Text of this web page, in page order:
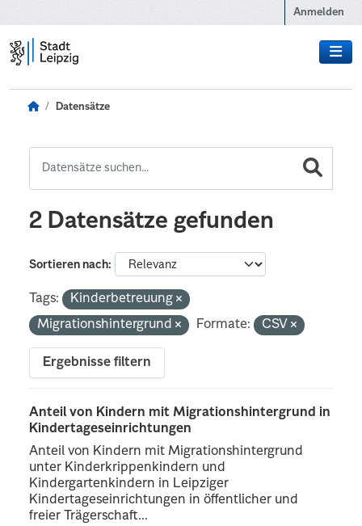
Anmelden
Datensätze
2 Datensätze gefunden
Sortieren nach
Tags:
Kinderbetreuung
Migrationshintergrund
Formate: CSV
Ergebnisse filtern
Anteil von Kindern mit Migrationshintergrund in
Kindertageseinrichtungen
Anteil von Kindern mit Migrationshintergrund
unter Kinderkrippenkindern und
Kindergartenkindern in Leipziger
Kindertageseinrichtungen in öffentlicher und
freier Trägerschaft...